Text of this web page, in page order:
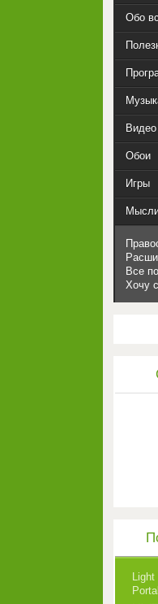
Обо
Видео
Обои
Игры
Все
Хочу